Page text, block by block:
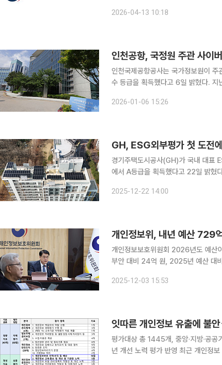
2026-04-13 10:18
인천공항, 국정원 주관 사이
인천국제공항공사는 국가정보원이
수 등급을 획득했다고 6일 밝혔다. 지
앙부처와 지방자치단체, 공공기관 등
2026-01-06 15:26
경기주택도시공사(GH)가 국내 대표
에서 A등급을 획득했다고 22일 밝혔다. ESG 외부평가에 공식 도전한 것은 이번이 처음으
받는다. 서스틴베스트는 국내 최
2025-12-22 14:00
개인정보위, 내년 예산 729
개인정보보호위원회 2026년도 예
부안 대비 24억 원, 2025년 예산 대비 70억 원 늘어난
2025-12-03 15:53
평가대상 총 1445개, 중앙·지방·공
년 개선 노력 평가 반영 최근 개인정보 유출 사고가 잇따르며 공공기관이 관리하는 개인정보에 대한